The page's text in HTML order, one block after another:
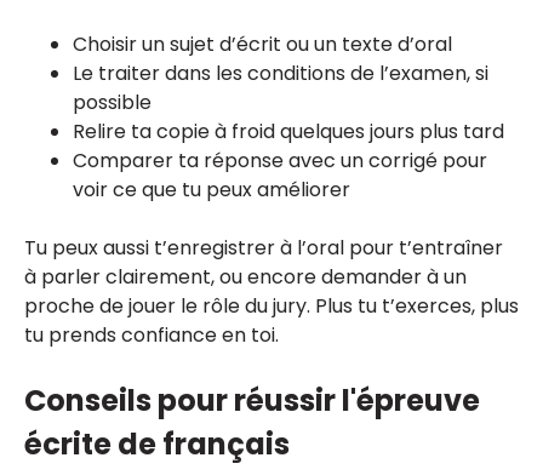
Choisir un sujet d’écrit ou un texte d’oral
Le traiter dans les conditions de l’examen, si
possible
Relire ta copie à froid quelques jours plus tard
Comparer ta réponse avec un corrigé pour
voir ce que tu peux améliorer
Tu peux aussi t’enregistrer à l’oral pour t’entraîner
à parler clairement, ou encore demander à un
proche de jouer le rôle du jury. Plus tu t’exerces, plus
tu prends confiance en toi.
Conseils pour réussir l'épreuve
écrite de français